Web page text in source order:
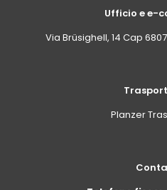
Ufficio e e-
Via Brüsighell, 14 Cap
Planzer